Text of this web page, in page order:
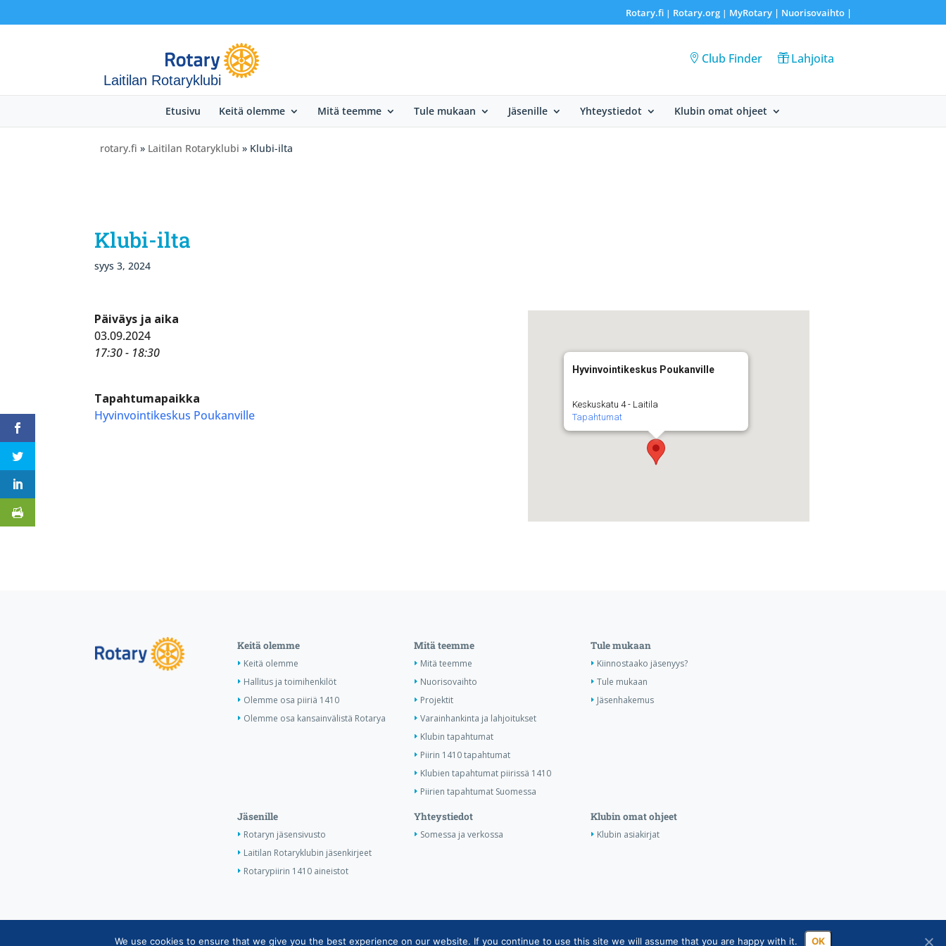
Rotary.fi| Rotary.org| MyRotary | Nuorisovaihto|
Laitilan Rotaryklubi
Club Finder Lahjoita
Etusivu Keitä olemme Mitä teemme Tule mukaan Jäsenille Yhteystiedot Klubin omat ohjeet
rotary.fi » Laitilan Rotaryklubi » Klubi-ilta
Klubi-ilta
syys 3, 2024
Hyvinvointikeskus Poukanville
Keskuskatu 4 - Laitila
Tapahtumat
Päiväys ja aika
03.09.2024
17:30 - 18:30
Tapahtumapaikka
Hyvinvointikeskus Poukanville
Keitä olemme
Keitä olemme
Hallitus ja toimihenkilöt
Olemme osa piiriä 1410
Olemme osa kansainvälistä Rotarya
Mitä teemme
Mitä teemme
Nuorisovaihto
Projektit
Varainhankinta ja lahjoitukset
Klubin tapahtumat
Piirin 1410 tapahtumat
Klubien tapahtumat piirissä 1410
Piirien tapahtumat Suomessa
Tule mukaan
Kiinnostaako jäsenyys?
Tule mukaan
Jäsenhakemus
Jäsenille
Rotaryn jäsensivusto
Laitilan Rotaryklubin jäsenkirjeet
Rotarypiirin 1410 aineistot
Yhteystiedot
Somessa ja verkossa
Klubin omat ohjeet
Klubin asiakirjat
Copyright © Suomen Rotarypalvelu ry 2026 | Jäsentietojärjestelmän tietosuojaseloste|Henkilötietojen käsittely Rotarytoiminnassa
We use cookies to ensure that we give you the best experience on our website. If you continue to use this site we will assume that you are happy with it. OK